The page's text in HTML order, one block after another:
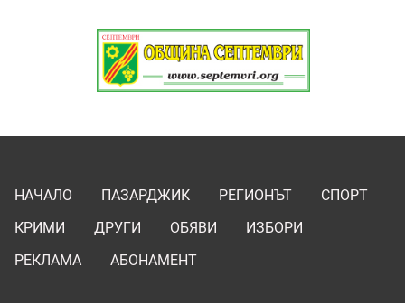
НАЧАЛО ПАЗАРДЖИК РЕГИОНЪТ
СПОРТ
КРИМИ
ДРУГИ ОБЯВИ
ИЗБОРИ
РЕКЛАМА
АБОНАМЕНТ